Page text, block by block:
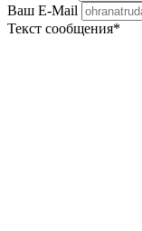
Ваш E-Mail
Текст сообщения*